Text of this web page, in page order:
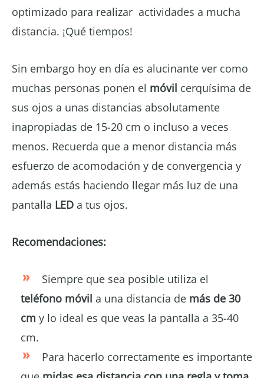
optimizado para realizar actividades a mucha
distancia. ¡Qué tiempos!
Sin embargo hoy en día es alucinante ver como
muchas personas ponen el móvil cerquísima de
sus ojos a unas distancias absolutamente
inapropiadas de 15-20 cm o incluso a veces
menos. Recuerda que a menor distancia más
esfuerzo de acomodación y de convergencia y
además estás haciendo llegar más luz de una
pantalla LED a tus ojos.
Recomendaciones:
Siempre que sea posible utiliza el
teléfono móvil a una distancia de más de 30
cm y lo ideal es que veas la pantalla a 35-40
cm.
Para hacerlo correctamente es importante